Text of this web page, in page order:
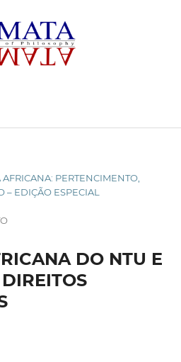
PERTENCIMENTO,
– EDIÇÃO ESPECIAL
DO NTU E